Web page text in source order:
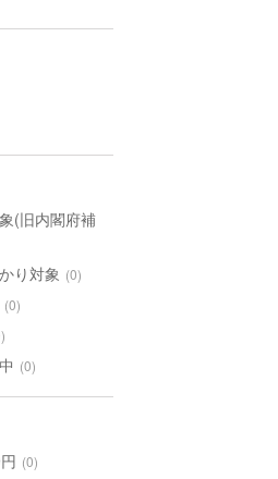
(旧内閣府補
り対象 (0)
(0)
(0)
(0)